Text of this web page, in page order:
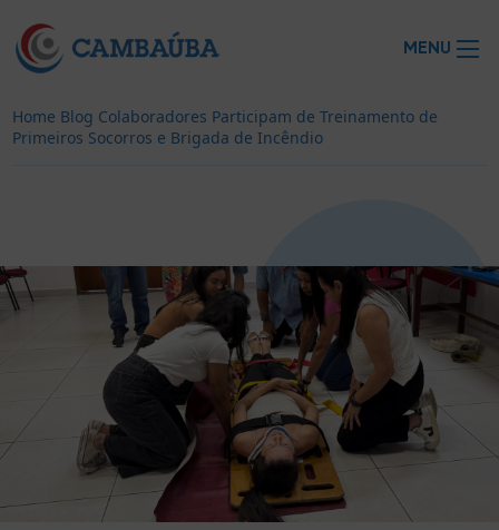
Home Blog Colaboradores Participam de Treinamento de
Primeiros Socorros e Brigada de Incêndio
MENU